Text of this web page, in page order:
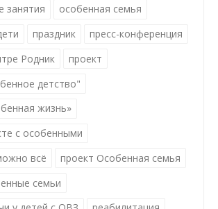
занятия
особенная семья
праздник
пресс-конференция
Родник
проект
детство"
жизнь»
с особенными
всё
проект Особенная семья
семьи